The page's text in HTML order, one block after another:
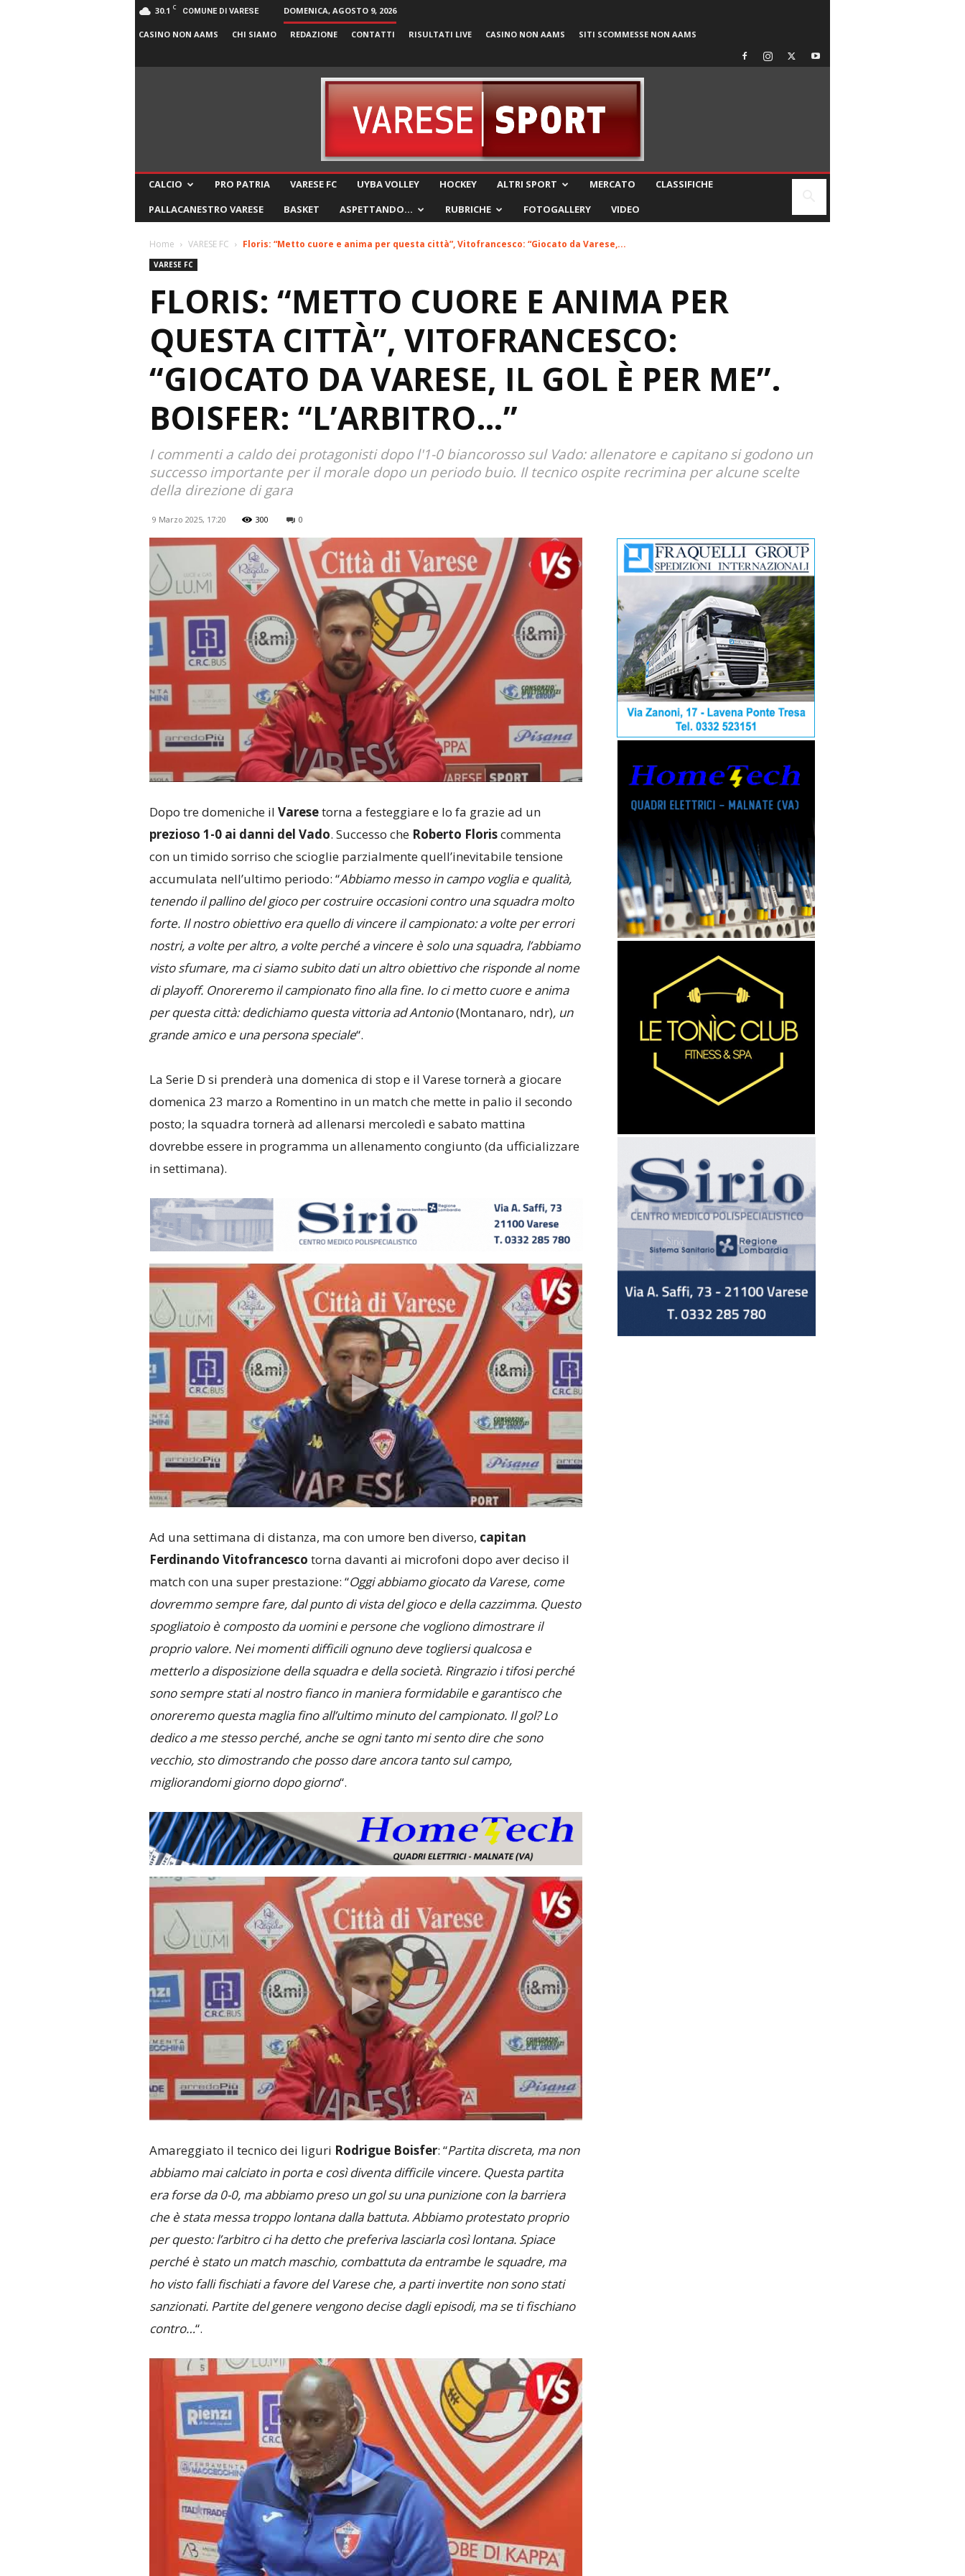
30.1 C COMUNE DI VARESE DOMENICA, AGOSTO 9, 2026
CASINO NON AAMS CHI SIAMO REDAZIONE CONTATTI RISULTATI LIVE CASINO NON AAMS SITI SCOMMESSE NON AAMS
CALCIO PRO PATRIA VARESE FC UYBA VOLLEY HOCKEY ALTRI SPORT MERCATO
CLASSIFICHE
PALLACANESTRO VARESE
BASKET ASPETTANDO… RUBRICHE FOTOGALLERY VIDEO
Home VARESE FC Floris: “Metto cuore e anima per questa città”, Vitofrancesco: “Giocato da Varese,...
VARESE FC
FLORIS: “METTO CUORE E ANIMA PER
QUESTA CITTÀ”, VITOFRANCESCO:
“GIOCATO DA VARESE, IL GOL È PER ME”.
BOISFER: “L’ARBITRO…”
I commenti a caldo dei protagonisti dopo l'1-0 biancorosso sul Vado: allenatore e capitano si godono un
successo importante per il morale dopo un periodo buio. Il tecnico ospite recrimina per alcune scelte
della direzione di gara
9 Marzo 2025, 17:20 300 0
Dopo tre domeniche il Varesetorna a festeggiare e lo fa grazie ad un
prezioso 1-0 ai danni del Vado. Successo che Roberto Floriscommenta
con un timido sorriso che scioglie parzialmente quell’inevitabile tensione
accumulata nell’ultimo periodo: “Abbiamo messo in campo voglia e qualità,
tenendo il pallino del gioco per costruire occasioni contro una squadra molto
forte. Il nostro obiettivo era quello di vincere il campionato: a volte per errori
nostri, a volte per altro, a volte perché a vincere è solo una squadra, l’abbiamo
visto sfumare, ma ci siamo subito dati un altro obiettivo che risponde al nome
di playoff. Onoreremo il campionato fino alla fine. Io ci metto cuore e anima
per questa città: dedichiamo questa vittoria ad Antonio(Montanaro, ndr), un
grande amico e una persona speciale“.
La Serie D si prenderà una domenica di stop e il Varese tornerà a giocare
domenica 23 marzo a Romentino in un match che mette in palio il secondo
posto; la squadra tornerà ad allenarsi mercoledì e sabato mattina
dovrebbe essere in programma un allenamento congiunto (da ufficializzare
in settimana).
Ad una settimana di distanza, ma con umore ben diverso, capitan
Ferdinando Vitofrancesco torna davanti ai microfoni dopo aver deciso il
match con una super prestazione: “Oggi abbiamo giocato da Varese, come
dovremmo sempre fare, dal punto di vista del gioco e della cazzimma. Questo
spogliatoio è composto da uomini e persone che vogliono dimostrare il
proprio valore. Nei momenti difficili ognuno deve togliersi qualcosa e
metterlo a disposizione della squadra e della società. Ringrazio i tifosi perché
sono sempre stati al nostro fianco in maniera formidabile e garantisco che
onoreremo questa maglia fino all’ultimo minuto del campionato. Il gol? Lo
dedico a me stesso perché, anche se ogni tanto mi sento dire che sono
vecchio, sto dimostrando che posso dare ancora tanto sul campo,
migliorandomi giorno dopo giorno“.
Amareggiato il tecnico dei liguri Rodrigue Boisfer: “Partita discreta, ma non
abbiamo mai calciato in porta e così diventa difficile vincere. Questa partita
era forse da 0-0, ma abbiamo preso un gol su una punizione con la barriera
che è stata messa troppo lontana dalla battuta. Abbiamo protestato proprio
per questo: l’arbitro ci ha detto che preferiva lasciarla così lontana. Spiace
perché è stato un match maschio, combattuta da entrambe le squadre, ma
ho visto falli fischiati a favore del Varese che, a parti invertite non sono stati
sanzionati. Partite del genere vengono decise dagli episodi, ma se ti fischiano
contro…“.